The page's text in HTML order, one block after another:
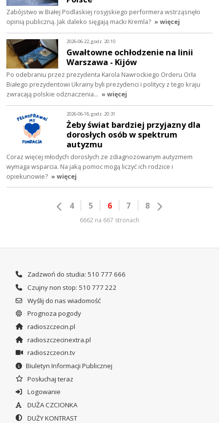
Zabójstwo w Białej Podlaskiej rosyjskiego performera wstrząsnęło
opinią publiczną. Jak daleko sięgają macki Kremla? » więcej
2026-06-22, godz. 20:10
Gwałtowne ochłodzenie na linii
Warszawa - Kijów
Po odebraniu przez prezydenta Karola Nawrockiego Orderu Orła
Białego prezydentowi Ukrainy byli prezydenci i politycy z tego kraju
zwracają polskie odznaczenia… » więcej
2026-06-18, godz. 20:31
Żeby świat bardziej przyjazny dla
dorosłych osób w spektrum
autyzmu
Coraz więcej młodych dorosłych ze zdiagnozowanym autyzmem
wymaga wsparcia. Na jaką pomoc mogą liczyć ich rodzice i
opiekunowie? » więcej
4 5 6 7 8
6662 na 667 stronach
Zadzwoń do studia: 510 777 666
Czujny non stop: 510 777 222
Wyślij do nas wiadomość
Prognoza pogody
radioszczecin.pl
radioszczecinextra.pl
radioszczecin.tv
Biuletyn Informacji Publicznej
Posłuchaj teraz
Logowanie
DUŻA CZCIONKA
DUŻY KONTRAST